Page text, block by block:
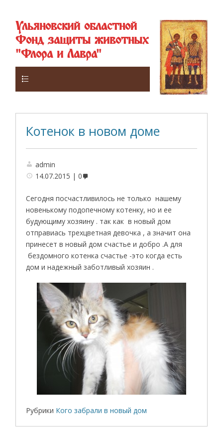
Ульяновский областной
Фонд защиты животных
"Флора и Лавра"
Котенок в новом доме
admin
14.07.2015
0
Сегодня посчастливилось не только нашему
новенькому подопечному котенку, но и ее
будующиму хозяину . так как в новый дом
отправиась трехцветная девочка , а значит она
принесет в новый дом счастье и добро .А для
бездомного котенка счастье -это когда есть
дом и надежный заботливый хозяин .
Рубрики Кого забрали в новый дом